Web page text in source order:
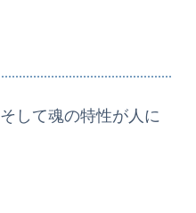
して魂の特性が人に